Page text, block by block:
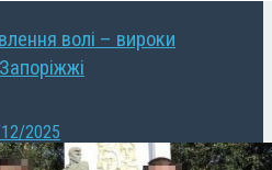
волі – вироки
2025